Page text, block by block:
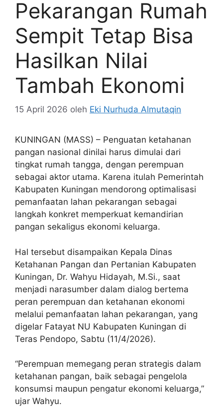
Pekarangan Rumah
Sempit Tetap Bisa
Hasilkan Nilai
Tambah Ekonomi
15 April 2026 oleh Eki Nurhuda Almutaqin
KUNINGAN (MASS) – Penguatan ketahanan
pangan nasional dinilai harus dimulai dari
tingkat rumah tangga, dengan perempuan
sebagai aktor utama. Karena itulah Pemerintah
Kabupaten Kuningan mendorong optimalisasi
pemanfaatan lahan pekarangan sebagai
langkah konkret memperkuat kemandirian
pangan sekaligus ekonomi keluarga.
Hal tersebut disampaikan Kepala Dinas
Ketahanan Pangan dan Pertanian Kabupaten
Kuningan, Dr. Wahyu Hidayah, M.Si., saat
menjadi narasumber dalam dialog bertema
peran perempuan dan ketahanan ekonomi
melalui pemanfaatan lahan pekarangan, yang
digelar Fatayat NU Kabupaten Kuningan di
Teras Pendopo, Sabtu (11/4/2026).
“Perempuan memegang peran strategis dalam
ketahanan pangan, baik sebagai pengelola
konsumsi maupun pengatur ekonomi keluarga,”
ujar Wahyu.